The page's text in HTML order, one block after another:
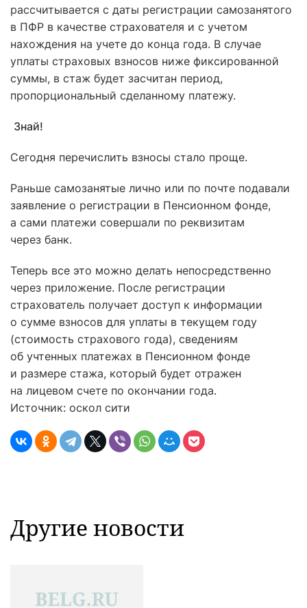
рассчитывается с даты регистрации самозанятого
в ПФР в качестве страхователя и с учетом
нахождения на учете до конца года. В случае
уплаты страховых взносов ниже фиксированной
суммы, в стаж будет засчитан период,
пропорциональный сделанному платежу.
Знай!
Сегодня перечислить взносы стало проще.
Раньше самозанятые лично или по почте подавали
заявление о регистрации в Пенсионном фонде,
а сами платежи совершали по реквизитам
через банк.
Теперь все это можно делать непосредственно
через приложение. После регистрации
страхователь получает доступ к информации
о сумме взносов для уплаты в текущем году
(стоимость страхового года), сведениям
об учтенных платежах в Пенсионном фонде
и размере стажа, который будет отражен
на лицевом счете по окончании года.
Источник: оскол сити
Другие новости